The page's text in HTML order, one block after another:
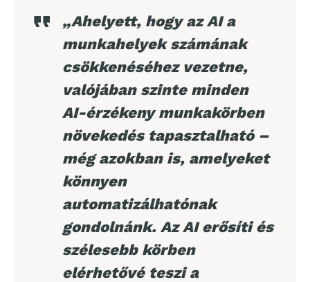
„Ahelyett, hogy az AI a
munkahelyek számának
csökkenéséhez vezetne,
valójában szinte minden
AI-érzékeny munkakörben
növekedés tapasztalható –
még azokban is, amelyeket
könnyen
automatizálhatónak
gondolnánk. Az AI erősíti és
szélesebb körben
elérhetővé teszi a